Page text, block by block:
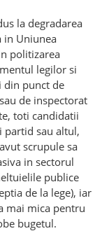
la degradarea
in Uniunea
politizarea
legilor si
din punct de
de inspectorat
toti candidatii
partid sau altul,
scrupule sa
in sectorul
publice
de la lege), iar
mai mica pentru
bugetul.